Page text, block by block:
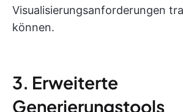
Visualisierungsanforderungen
können.
3. Erweiterte
Generierungstools